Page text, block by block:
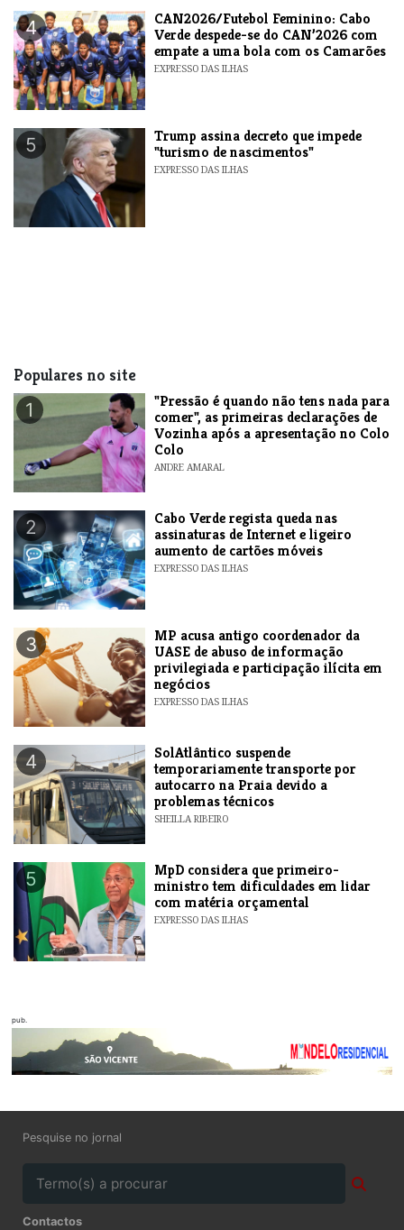
4
CAN2026/Futebol Feminino: Cabo
Verde despede-se do CAN’2026 com
empate a uma bola com os Camarões
EXPRESSO DAS ILHAS
5
Trump assina decreto que impede
"turismo de nascimentos"
EXPRESSO DAS ILHAS
Populares no site
1
"Pressão é quando não tens nada para
comer", as primeiras declarações de
Vozinha após a apresentação no Colo
Colo
ANDRE AMARAL
2
Cabo Verde regista queda nas
assinaturas de Internet e ligeiro
aumento de cartões móveis
EXPRESSO DAS ILHAS
3
MP acusa antigo coordenador da
UASE de abuso de informação
privilegiada e participação ilícita em
negócios
EXPRESSO DAS ILHAS
4
SolAtlântico suspende
temporariamente transporte por
autocarro na Praia devido a
problemas técnicos
SHEILLA RIBEIRO
5
MpD considera que primeiro-
ministro tem dificuldades em lidar
com matéria orçamental
EXPRESSO DAS ILHAS
pub.
Pesquise no jornal
Contactos